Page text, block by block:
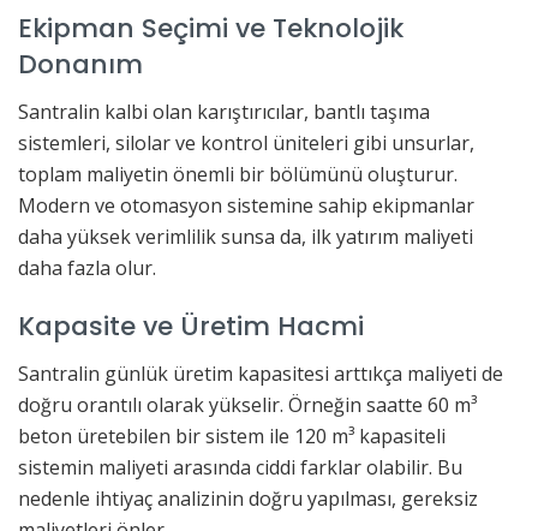
Ekipman Seçimi ve Teknolojik
Donanım
Santralin kalbi olan karıştırıcılar, bantlı taşıma
sistemleri, silolar ve kontrol üniteleri gibi unsurlar,
toplam maliyetin önemli bir bölümünü oluşturur.
Modern ve otomasyon sistemine sahip ekipmanlar
daha yüksek verimlilik sunsa da, ilk yatırım maliyeti
daha fazla olur.
Kapasite ve Üretim Hacmi
Santralin günlük üretim kapasitesi arttıkça maliyeti de
doğru orantılı olarak yükselir. Örneğin saatte 60 m³
beton üretebilen bir sistem ile 120 m³ kapasiteli
sistemin maliyeti arasında ciddi farklar olabilir. Bu
nedenle ihtiyaç analizinin doğru yapılması, gereksiz